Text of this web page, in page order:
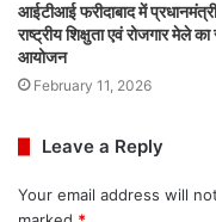
आईटीआई फरीदाबाद में प्रधानमंत्री
राष्ट्रीय शिक्षुता एवं रोजगार मेले
आयोजन
February 11, 2026
Leave a Reply
Your email address will